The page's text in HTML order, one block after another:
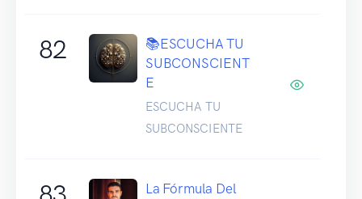
82
📚ESCUCHA TU
SUBCONSCIENT
E
ESCUCHA TU
SUBCONSCIENTE
La Fórmula Del